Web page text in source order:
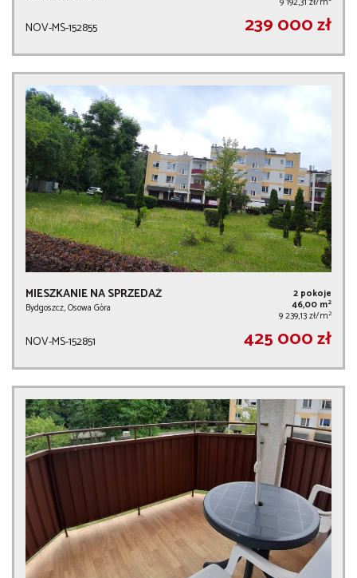
NOV-MS-152855 239 000 zł
MIESZKANIE NA SPRZEDAŻ
Bydgoszcz, Osowa Góra
2 pokoje
46,00 m2
9 239,13 zł/m2
NOV-MS-152851 425 000 zł